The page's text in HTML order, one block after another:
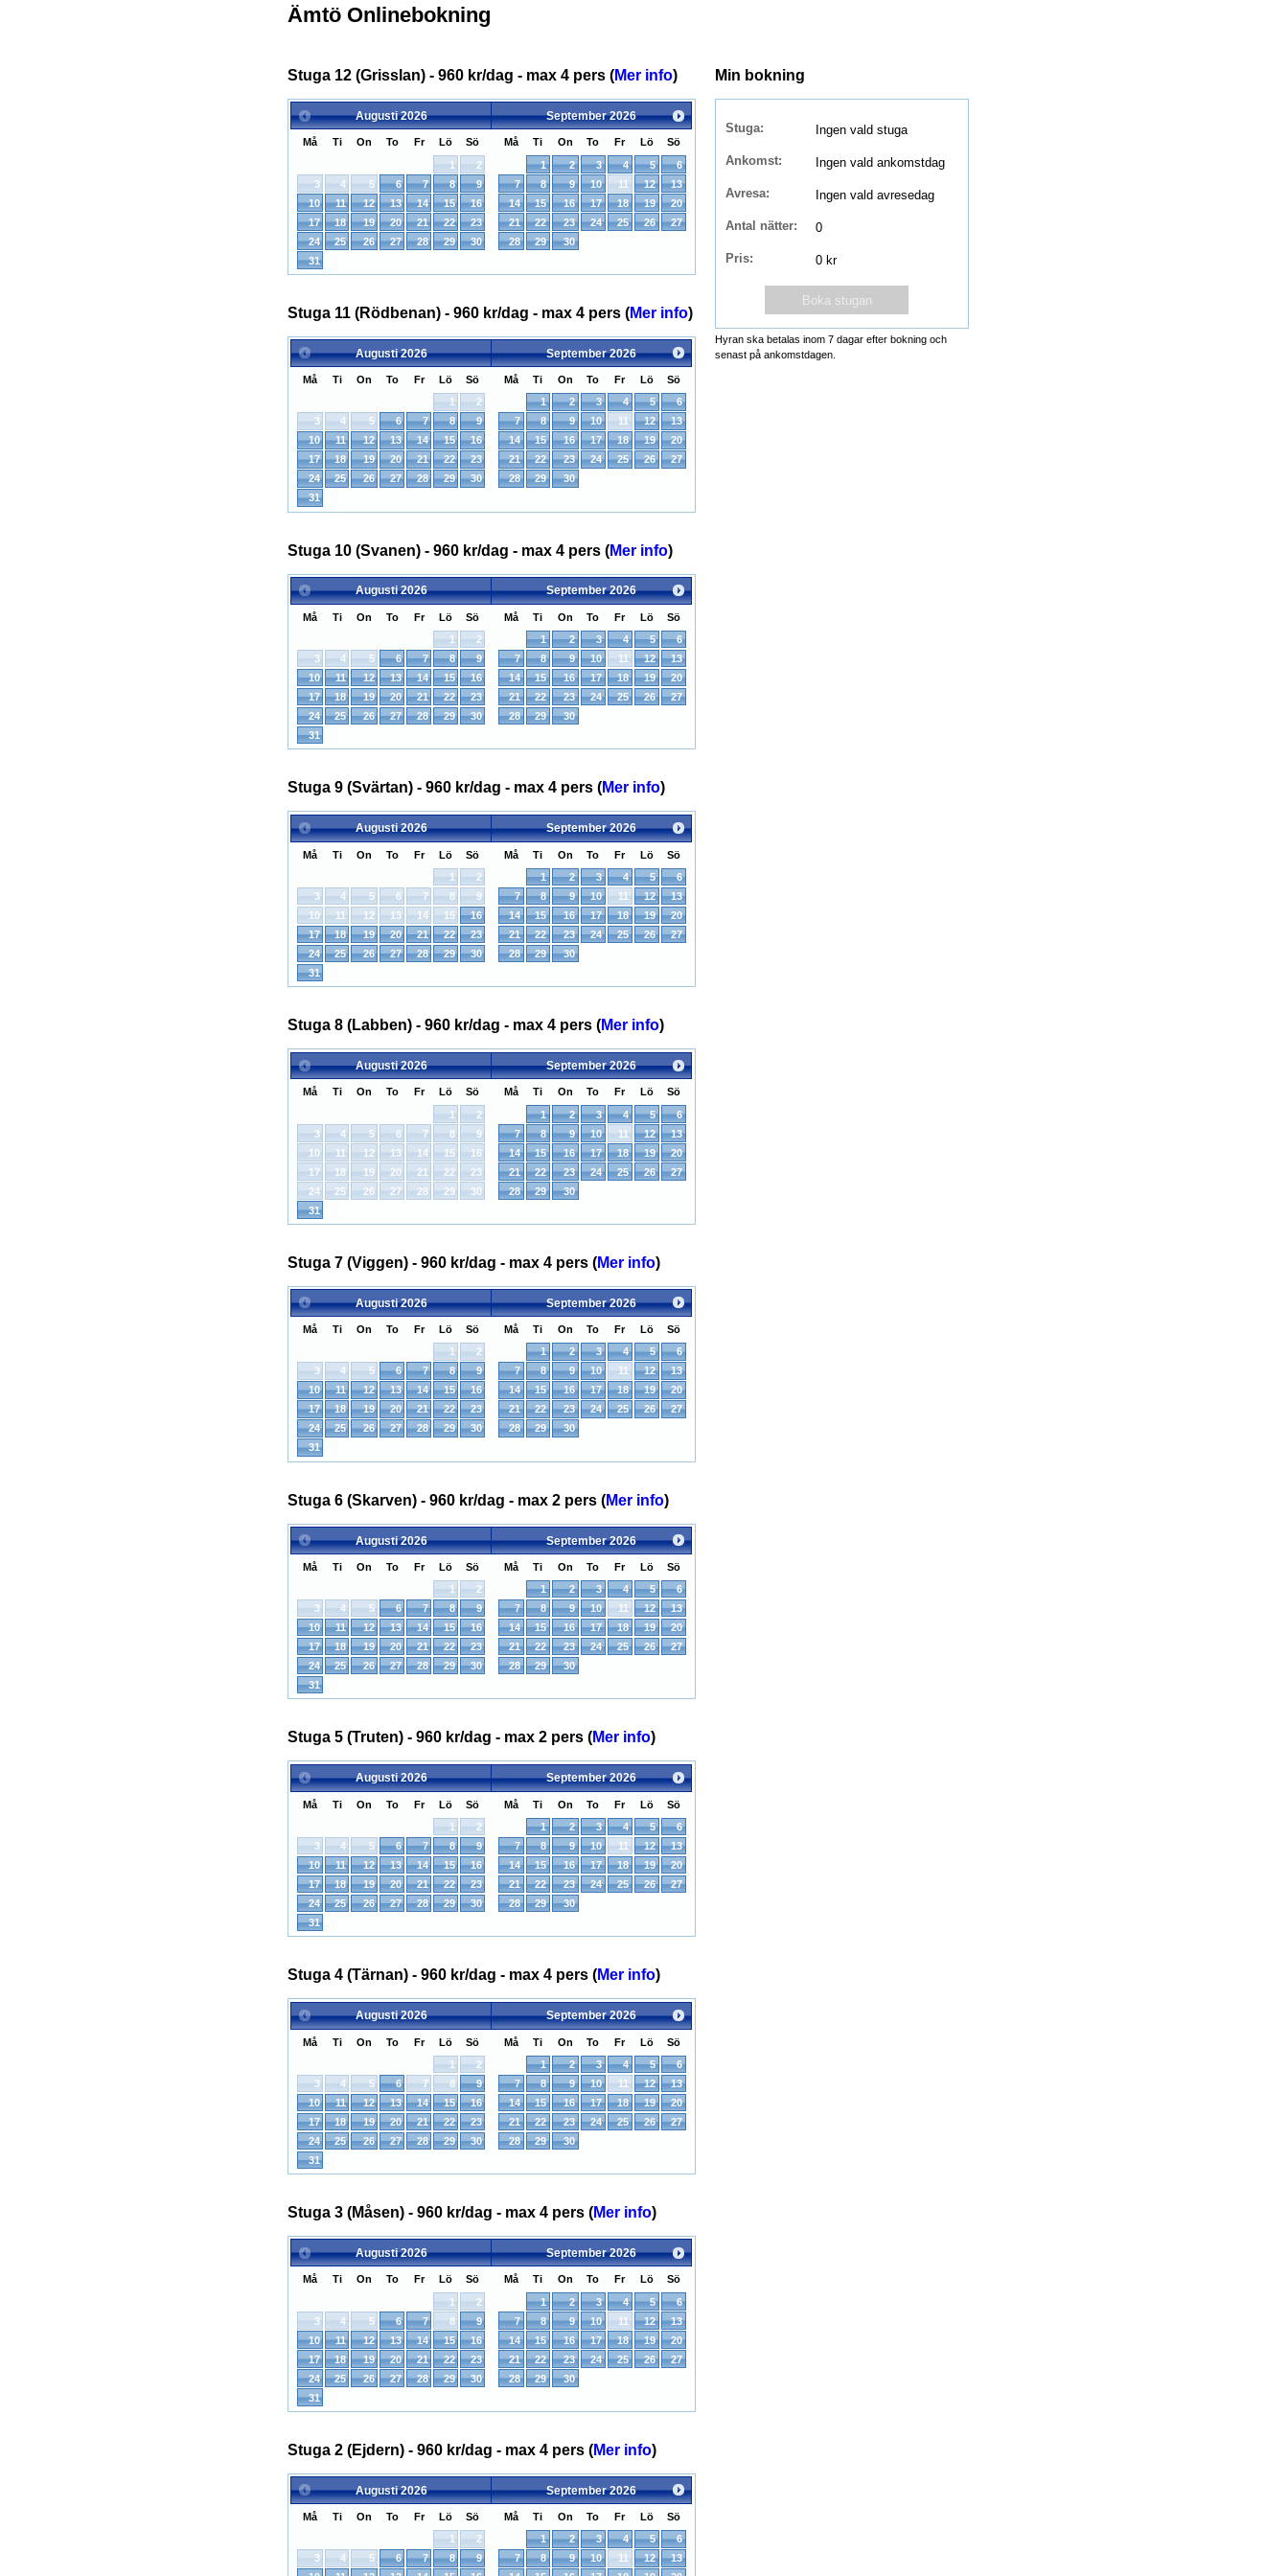
Ämtö Onlinebokning
Stuga 12 (Grisslan) - 960 kr/dag - max 4 pers (Mer info)
Augusti 2026
Må Ti On To Fr Lö
Sö
1
2
3
4 5 6 7 8
9
10
11 12 13 14 15
16
17
18 19 20 21 22
23
24
25 26 27 28 29
30
31
September 2026
Må Ti On To Fr Lö
Sö
1
2 3 4 5
6
7
8 9 10 11 12
13
14
15 16 17 18 19
20
21
22 23 24 25 26
27
28
29 30
Stuga 11 (Rödbenan) - 960 kr/dag - max 4 pers (Mer info)
Augusti 2026
Må Ti On To Fr Lö
Sö
1
2
3
4 5 6 7 8
9
10
11 12 13 14 15
16
17
18 19 20 21 22
23
24
25 26 27 28 29
30
31
September 2026
Må Ti On To Fr Lö
Sö
1
2 3 4 5
6
7
8 9 10 11 12
13
14
15 16 17 18 19
20
21
22 23 24 25 26
27
28
29 30
Stuga 10 (Svanen) - 960 kr/dag - max 4 pers (Mer info)
Augusti 2026
Må Ti On To Fr Lö
Sö
1
2
3
4 5 6 7 8
9
10
11 12 13 14 15
16
17
18 19 20 21 22
23
24
25 26 27 28 29
30
31
September 2026
Må Ti On To Fr Lö
Sö
1
2 3 4 5
6
7
8 9 10 11 12
13
14
15 16 17 18 19
20
21
22 23 24 25 26
27
28
29 30
Stuga 9 (Svärtan) - 960 kr/dag - max 4 pers (Mer info)
Augusti 2026
Må Ti On To Fr Lö
Sö
1
2
3
4 5 6 7 8
9
10
11 12 13 14 15
16
17
18 19 20 21 22
23
24
25 26 27 28 29
30
31
September 2026
Må Ti On To Fr Lö
Sö
1
2 3 4 5
6
7
8 9 10 11 12
13
14
15 16 17 18 19
20
21
22 23 24 25 26
27
28
29 30
Stuga 8 (Labben) - 960 kr/dag - max 4 pers (Mer info)
Augusti 2026
Må Ti On To Fr Lö
Sö
1
2
3
4 5 6 7 8
9
10
11 12 13 14 15
16
17
18 19 20 21 22
23
24
25 26 27 28 29
30
31
September 2026
Må Ti On To Fr Lö
Sö
1
2 3 4 5
6
7
8 9 10 11 12
13
14
15 16 17 18 19
20
21
22 23 24 25 26
27
28
29 30
Stuga 7 (Viggen) - 960 kr/dag - max 4 pers (Mer info)
Augusti 2026
Må Ti On To Fr Lö
Sö
1
2
3
4 5 6 7 8
9
10
11 12 13 14 15
16
17
18 19 20 21 22
23
24
25 26 27 28 29
30
31
September 2026
Må Ti On To Fr Lö
Sö
1
2 3 4 5
6
7
8 9 10 11 12
13
14
15 16 17 18 19
20
21
22 23 24 25 26
27
28
29 30
Stuga 6 (Skarven) - 960 kr/dag - max 2 pers (Mer info)
Augusti 2026
Må Ti On To Fr Lö
Sö
1
2
3
4 5 6 7 8
9
10
11 12 13 14 15
16
17
18 19 20 21 22
23
24
25 26 27 28 29
30
31
September 2026
Må Ti On To Fr Lö
Sö
1
2 3 4 5
6
7
8 9 10 11 12
13
14
15 16 17 18 19
20
21
22 23 24 25 26
27
28
29 30
Stuga 5 (Truten) - 960 kr/dag - max 2 pers (Mer info)
Augusti 2026
Må Ti On To Fr Lö
Sö
1
2
3
4 5 6 7 8
9
10
11 12 13 14 15
16
17
18 19 20 21 22
23
24
25 26 27 28 29
30
31
September 2026
Må Ti On To Fr Lö
Sö
1
2 3 4 5
6
7
8 9 10 11 12
13
14
15 16 17 18 19
20
21
22 23 24 25 26
27
28
29 30
Stuga 4 (Tärnan) - 960 kr/dag - max 4 pers (Mer info)
Augusti 2026
Må Ti On To Fr Lö
Sö
1
2
3
4 5 6 7 8
9
10
11 12 13 14 15
16
17
18 19 20 21 22
23
24
25 26 27 28 29
30
31
September 2026
Må Ti On To Fr Lö
Sö
1
2 3 4 5
6
7
8 9 10 11 12
13
14
15 16 17 18 19
20
21
22 23 24 25 26
27
28
29 30
Stuga 3 (Måsen) - 960 kr/dag - max 4 pers (Mer info)
Augusti 2026
Må Ti On To Fr Lö
Sö
1
2
3
4 5 6 7 8
9
10
11 12 13 14 15
16
17
18 19 20 21 22
23
24
25 26 27 28 29
30
31
September 2026
Må Ti On To Fr Lö
Sö
1
2 3 4 5
6
7
8 9 10 11 12
13
14
15 16 17 18 19
20
21
22 23 24 25 26
27
28
29 30
Stuga 2 (Ejdern) - 960 kr/dag - max 4 pers (Mer info)
Augusti 2026
Må Ti On To Fr Lö
Sö
1
2
3
4 5 6 7 8
9
September 2026
Må Ti On To Fr Lö
Sö
1
2 3 4 5
6
7
8 9 10 11 12
13
Min bokning
Stuga:
Ankomst:
Avresa:
Antal nätter:
Pris:
Hyran ska betalas inom 7 dagar efter bokning och
senast på ankomstdagen.